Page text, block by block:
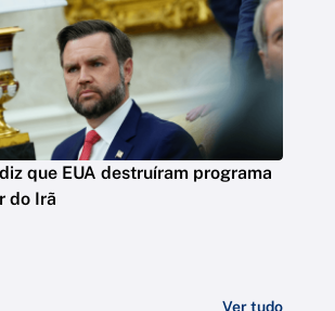
que EUA destruíram programa
do Irã
Ver tudo